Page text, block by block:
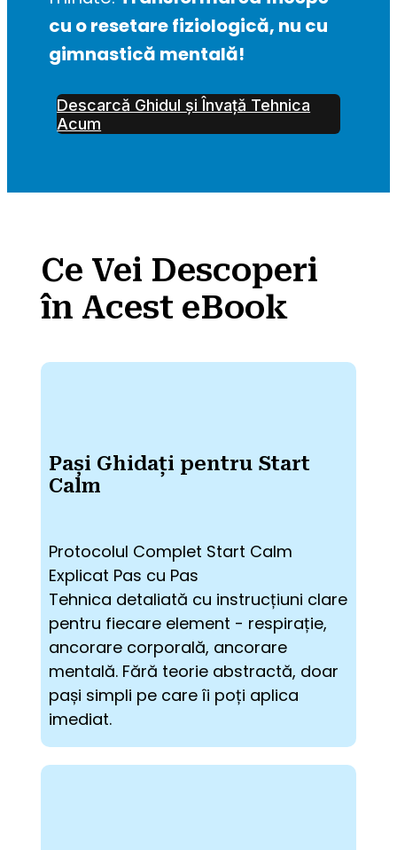
cu o resetare fiziologică, nu cu
gimnastică mentală!
Descarcă Ghidul și Învață Tehnica
Acum
Ce Vei Descoperi
în Acest eBook
Pași Ghidați pentru Start
Calm
Protocolul Complet Start Calm
Explicat Pas cu Pas
Tehnica detaliată cu instrucțiuni clare
pentru fiecare element - respirație,
ancorare corporală, ancorare
mentală. Fără teorie abstractă, doar
pași simpli pe care îi poți aplica
imediat.